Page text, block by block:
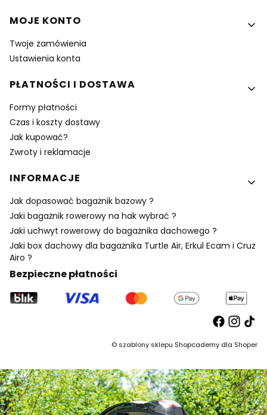
MOJE KONTO
Twoje zamówienia
Ustawienia konta
PŁATNOŚCI I DOSTAWA
Formy płatności
Czas i koszty dostawy
Jak kupować?
Zwroty i reklamacje
INFORMACJE
Jak dopasować bagażnik bazowy ?
Jaki bagażnik rowerowy na hak wybrać ?
Jaki uchwyt rowerowy do bagażnika dachowego ?
Jaki box dachowy dla bagażnika Turtle Air, Erkul Ecam i Cruz
Airo ?
Bezpieczne płatności
©szablony sklepu Shopcademy dla Shoper